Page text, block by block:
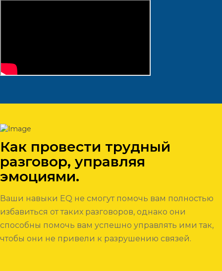
Как провести трудный
разговор, управляя
эмоциями.
Ваши навыки EQ не смогут помочь вам полностью
избавиться от таких разговоров, однако они
способны помочь вам успешно управлять ими так,
чтобы они не привели к разрушению связей.